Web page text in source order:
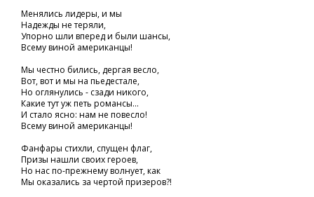
Менялись лидеры, и мы
Надежды не теряли,
Упорно шли вперед и были шансы,
Всему виной американцы!
Мы честно бились, дергая весло,
Вот, вот и мы на пьедестале,
Но оглянулись - сзади никого,
Какие тут уж петь романсы...
И стало ясно: нам не повесло!
Всему виной американцы!
Фанфары стихли, спущен флаг,
Призы нашли своих героев,
Но нас по-прежнему волнует, как
Мы оказались за чертой призеров?!